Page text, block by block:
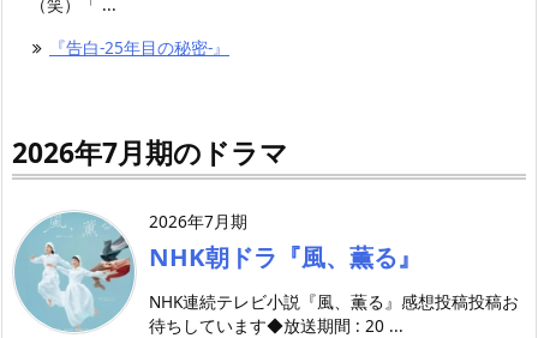
『告白-25年目の秘密-』
2026年7月期のドラマ
2026年7月期
NHK朝ドラ『風、薫る』
NHK連続テレビ小説『風、薫る』感想投稿投稿お
待ちしています◆放送期間 : 20 ...